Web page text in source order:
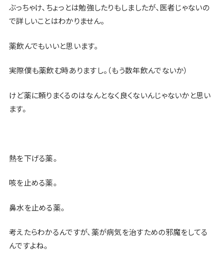
ぶっちゃけ、ちょっとは勉強したりもしましたが、医者じゃないの
で詳しいことはわかりません。
薬飲んでもいいと思います。
実際僕も薬飲む時ありますし。（もう数年飲んでないか）
けど薬に頼りまくるのはなんとなく良くないんじゃないかと思い
ます。
熱を下げる薬。
咳を止める薬。
鼻水を止める薬。
考えたらわかるんですが、薬が病気を治すための邪魔をしてる
んですよね。